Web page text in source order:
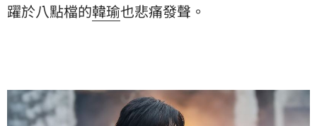
躍於八點檔的韓瑜也悲痛發聲。